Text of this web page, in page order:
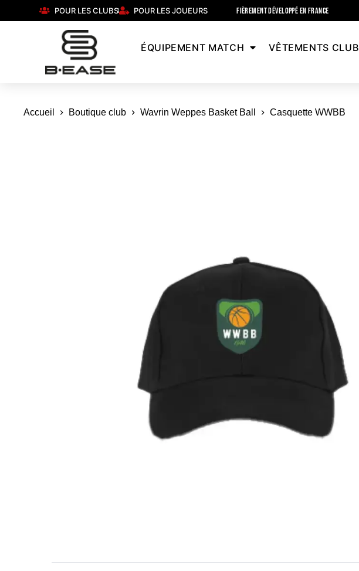
POUR LES CLUBS POUR LES JOUEURS FIÈREMENT DÉVELOPPÉ EN FRANCE
ÉQUIPEMENT MATCH VÊTEMENTS CLUB
Accueil Boutique club Wavrin Weppes Basket Ball Casquette WWBB